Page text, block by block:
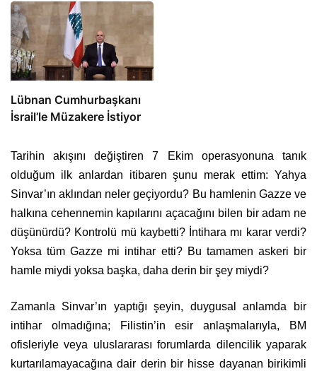
Lübnan Cumhurbaşkanı
İsrail’le Müzakere İstiyor
Tarihin akışını değiştiren 7 Ekim operasyonuna tanık
olduğum ilk anlardan itibaren şunu merak ettim: Yahya
Sinvar’ın aklından neler geçiyordu? Bu hamlenin Gazze ve
halkına cehennemin kapılarını açacağını bilen bir adam ne
düşünürdü? Kontrolü mü kaybetti? İntihara mı karar verdi?
Yoksa tüm Gazze mi intihar etti? Bu tamamen askeri bir
hamle miydi yoksa başka, daha derin bir şey miydi?
Zamanla Sinvar’ın yaptığı şeyin, duygusal anlamda bir
intihar olmadığına; Filistin’in esir anlaşmalarıyla, BM
ofisleriyle veya uluslararası forumlarda dilencilik yaparak
kurtarılamayacağına dair derin bir hisse dayanan birikimli